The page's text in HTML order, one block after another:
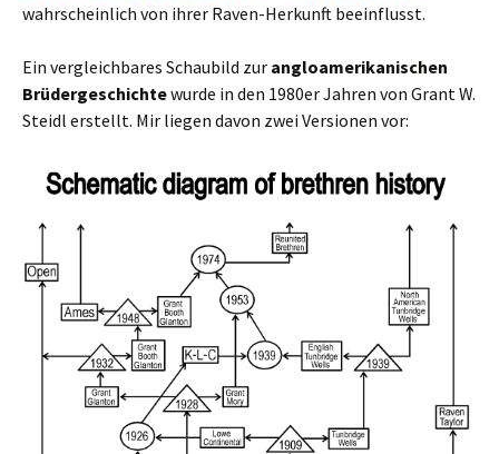
wahrscheinlich von ihrer Raven-Herkunft beeinflusst.
Ein vergleichbares Schaubild zur angloamerikanischen
Brüdergeschichtewurde in den 1980er Jahren von Grant W.
Steidl erstellt. Mir liegen davon zwei Versionen vor: